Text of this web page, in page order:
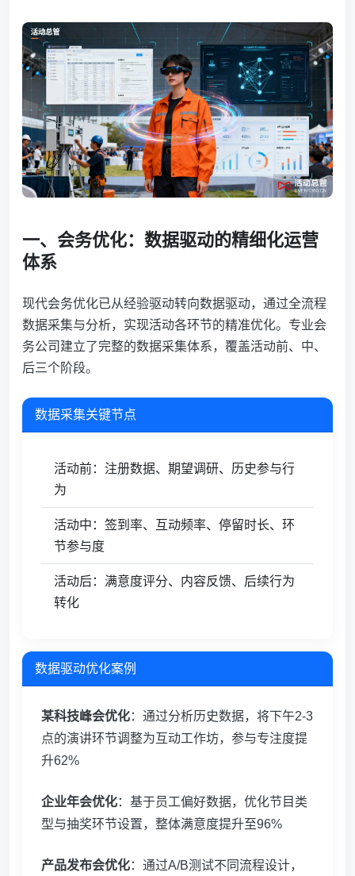
一、会务优化：数据驱动的精细化运营
体系
现代会务优化已从经验驱动转向数据驱动，通过全流程
数据采集与分析，实现活动各环节的精准优化。专业会
务公司建立了完整的数据采集体系，覆盖活动前、中、
后三个阶段。
数据采集关键节点
活动前：注册数据、期望调研、历史参与行
为
活动中：签到率、互动频率、停留时长、环
节参与度
活动后：满意度评分、内容反馈、后续行为
转化
数据驱动优化案例
某科技峰会优化：通过分析历史数据，将下午2-3
点的演讲环节调整为互动工作坊，参与专注度提
升62%
企业年会优化：基于员工偏好数据，优化节目类
型与抽奖环节设置，整体满意度提升至96%
产品发布会优化：通过A/B测试不同流程设计，